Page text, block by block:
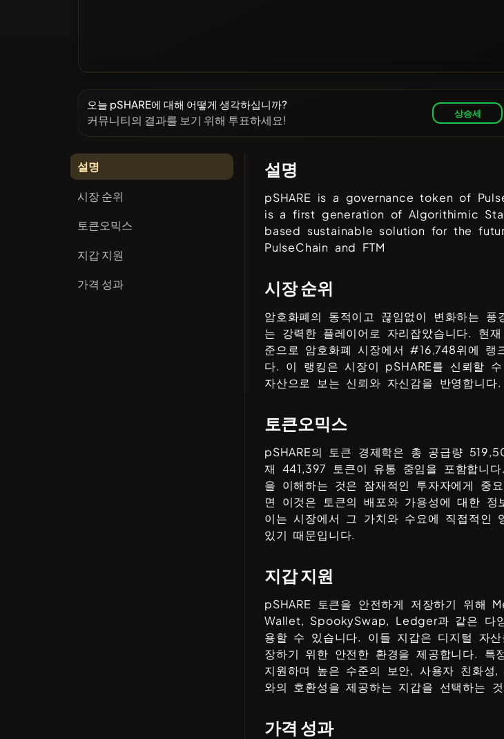
오늘 pSHARE에 대해 어떻게 생각하십니까?
커뮤니티의 결과를 보기 위해 투표하세요! 상승세
설명
시장 순위
토큰오믹스
지갑 지원
가격 성과
설명
pSHARE is a governance token of
is a first generation of Algorithimic
based sustainable solution for the
PulseChain and FTM
시장 순위
암호화폐의 동적이고 끊임없이 변화하는 풍
는 강력한 플레이어로 자리잡았습니다. 현
준으로 암호화폐 시장에서 #16,748위에 랭
다. 이 랭킹은 시장이 pSHARE를 신뢰할
자산으로 보는 신뢰와 자신감을 반영합니다.
토큰오믹스
pSHARE의 토큰 경제학은 총 공급량
재 441,397
토큰이 유통 중임을 포함합니
을 이해하는 것은 잠재적인 투자자에게 중
면 이것은 토큰의 배포와 가용성에 대한 정
이는 시장에서 그 가치와 수요에 직접적인
있기 때문입니다.
지갑 지원
pSHARE 토큰을 안전하게 저장하기 위해
Wallet, SpookySwap, Ledger과 같은 다
용할 수 있습니다. 이들 지갑은 디지털 자
장하기 위한 안전한 환경을 제공합니다. 특
지원하며 높은 수준의 보안, 사용자 친화성,
와의 호환성을 제공하는 지갑을 선택하는
가격 성과